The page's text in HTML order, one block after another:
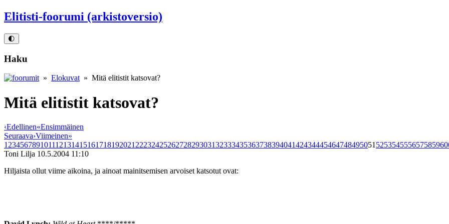
Elitisti-foorumi (arkistoversio)
🌓
Haku
» Elokuvat » Mitä elitistit katsovat?
Mitä elitistit katsovat?
‹Edellinen«Ensimmäinen
Seuraava›Viimeinen»
1 23456789101112131415161718192021 222324252627282930313233343536373839404142434445464748495051 525354555657585960
Toni Lilja 10.5.2004 11:10
Hiljaista ollut viime aikoina, ja ainoat mainitsemisen arvoiset katsotut ovat: